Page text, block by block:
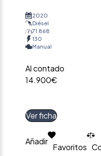
2020
Diésel
71.868
130
Manual
Al contado
14.900€
Ver ficha
Añadir
Favoritos